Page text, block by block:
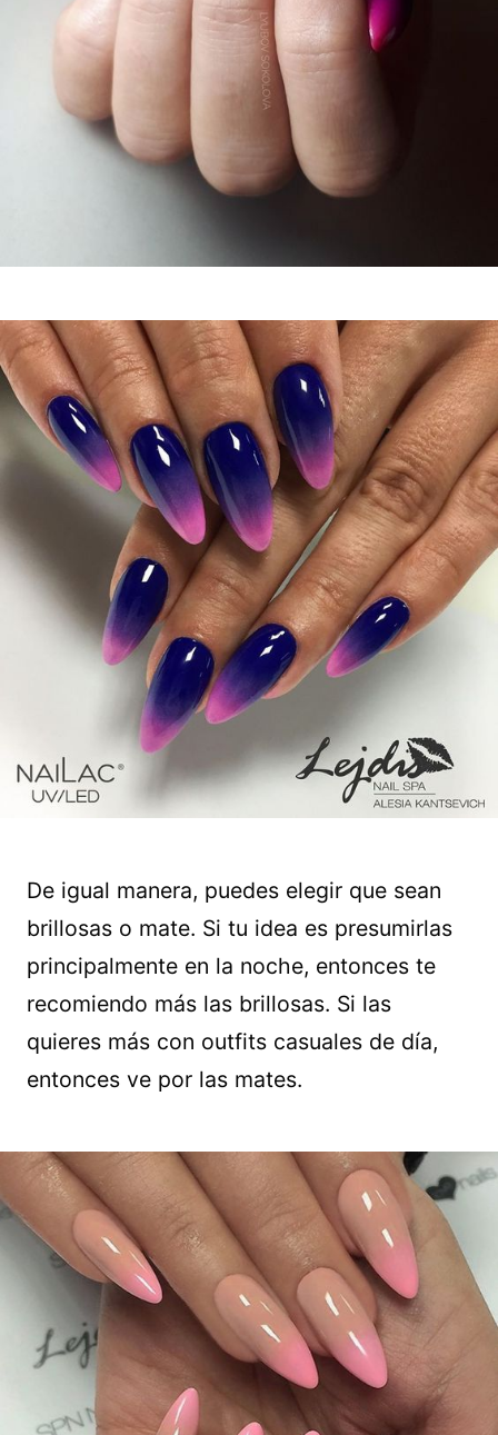
De igual manera, puedes elegir que sean
brillosas o mate. Si tu idea es presumirlas
principalmente en la noche, entonces te
recomiendo más las brillosas. Si las
quieres más con outfits casuales de día,
entonces ve por las mates.